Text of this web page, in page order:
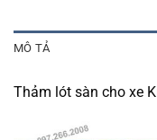
MÔ TẢ
Thảm lót sàn cho xe